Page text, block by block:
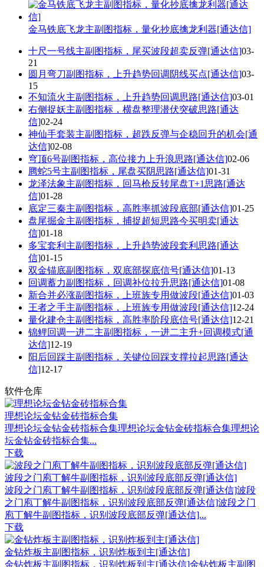
金马铁底飞龙主副图指标，量化抄底擒龙利器[通达信]
十尺一号线主副图指标，尾买波段超卖反弹[通达信]03-
21
圆月弯刀副图指标，上升趋势回调阴线买点[通达信]03-
15
不知流火主副图指标，上升趋势回调思路[通达信]03-01
右侧捉妖主副图指标，横盘整理潜伏突破思路[通达
信]02-24
神仙手套装主副图指标，超跌反弹与企稳回升的机会[通
达信]02-08
穹顶6号副图指标，高位接力上升浪思路[通达信]02-06
腾蛇5号主副图指标，尾盘买阴思路[通达信]01-31
龙泽法象主副图指标，回马枪反转尾盘T+1思路[通达
信]01-28
底定三秦主副图指标，高胜率抓波段底部[通达信]01-25
盘尾掘金主副图指标，捕捉超短思路今买明卖[通达
信]01-18
多宝套利主副图指标，上升趋势波段套利思路[通达
信]01-15
双金锚底副图指标，双底部探底信号[通达信]01-13
回调蓄力副图指标，回调补位拉升思路[通达信]01-08
新合并必涨副图指标，上班族专用做波段[通达信]01-03
王者之手主副图指标，上班族专用做波段[通达信]12-24
量化建仓主副图指标，高胜率阶段底信号[通达信]12-21
锦鲤回调一进二主副图指标，一进二主升+回调模式[通
达信]12-19
阳后回踩主副图指标，关键位回踩支撑拉起思路[通达
信]12-17
软件仓库
理想论坛金钻金砖指标合集
理想论坛金钻金砖指标合集理想论坛金钻金砖指标合集理想论
坛金钻金砖指标合集...
下载
波段之门庖丁解牛副图指标，识别波段底部反弹[通达信]
波段之门庖丁解牛副图指标，识别波段底部反弹[通达信]波段
之门庖丁解牛副图指标，识别波段底部反弹[通达信]波段之门
庖丁解牛副图指标，识别波段底部反弹[通达信]...
下载
金钻炸板主副图指标，识别炸板到主[通达信]
金钻炸板主副图指标，识别炸板到主[通达信]金钻炸板主副图